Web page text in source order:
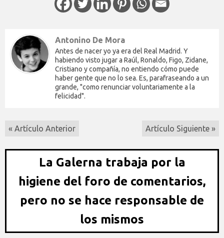
Antonino De Mora
Antes de nacer yo ya era del Real Madrid. Y
habiendo visto jugar a Raúl, Ronaldo, Figo, Zidane,
Cristiano y compañía, no entiendo cómo puede
haber gente que no lo sea. Es, parafraseando a un
grande, "como renunciar voluntariamente a la
felicidad".
« Artículo Anterior Artículo Siguiente »
La Galerna trabaja por la
higiene del foro de comentarios,
pero no se hace responsable de
los mismos